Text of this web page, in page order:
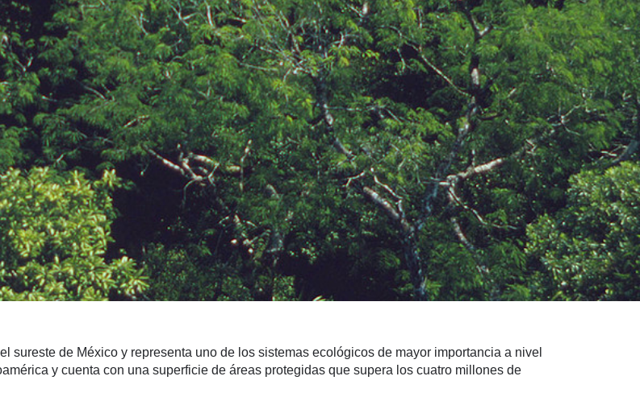
sureste de México y representa uno de los sistemas ecológicos de mayor importancia a nivel
y cuenta con una superficie de áreas protegidas que supera los cuatro millones de